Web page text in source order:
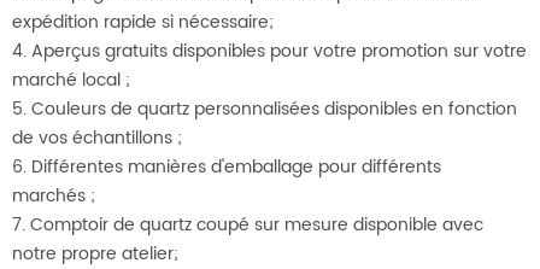
expédition rapide si nécessaire;
4. Aperçus gratuits disponibles pour votre promotion sur votre
marché local ;
5. Couleurs de quartz personnalisées disponibles en fonction
de vos échantillons ;
6. Différentes manières d'emballage pour différents
marchés ;
7. Comptoir de quartz coupé sur mesure disponible avec
notre propre atelier;